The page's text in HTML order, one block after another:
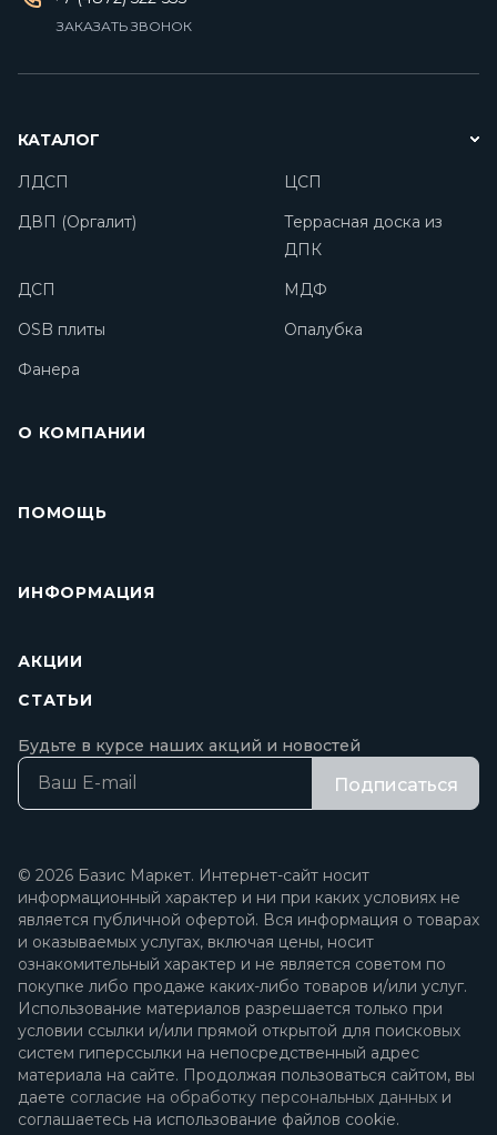
ЗАКАЗАТЬ ЗВОНОК
КАТАЛОГ
ЛДСП
ЦСП
ДВП (Оргалит)
Террасная доска из
ДПК
ДСП
МДФ
OSB плиты
Опалубка
Фанера
О КОМПАНИИ
ПОМОЩЬ
ИНФОРМАЦИЯ
АКЦИИ
СТАТЬИ
Будьте в курсе наших акций и новостей
Подписаться
© 2026 Базис Маркет. Интернет-сайт носит
информационный характер и ни при каких условиях не
является публичной офертой. Вся информация о товарах
и оказываемых услугах, включая цены, носит
ознакомительный характер и не является советом по
покупке либо продаже каких-либо товаров и/или услуг.
Использование материалов разрешается только при
условии ссылки и/или прямой открытой для поисковых
систем гиперссылки на непосредственный адрес
материала на сайте. Продолжая пользоваться сайтом, вы
даете согласие на обработку персональных данных и
соглашаетесь на использование файлов cookie.